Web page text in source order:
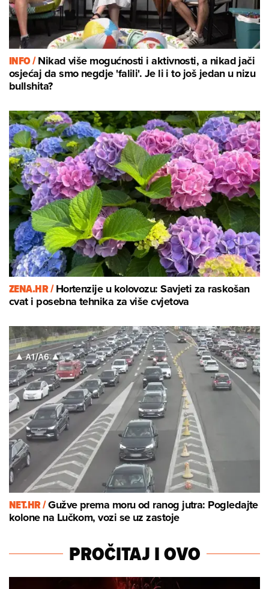
INFO /Nikad više mogućnosti i aktivnosti, a nikad jači
osjećaj da smo negdje 'falili'. Je li i to još jedan u nizu
bullshita?
ZENA.HR /Hortenzije u kolovozu: Savjeti za raskošan
cvat i posebna tehnika za više cvjetova
NET.HR /Gužve prema moru od ranog jutra: Pogledajte
kolone na Lučkom, vozi se uz zastoje
PROČITAJ I OVO